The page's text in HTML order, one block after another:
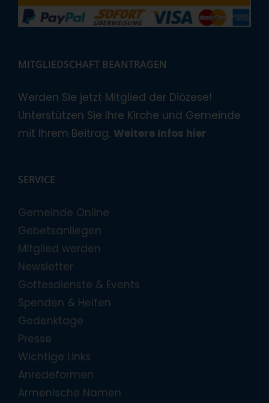
MITGLIEDSCHAFT BEANTRAGEN
Werden Sie jetzt Mitglied der Diözese!
Unterstützen Sie Ihre Kirche und Gemeinde
mit Ihrem Beitrag. Weitere Infos hier
SERVICE
Gemeinde Online
Gebetsanliegen
Mitglied werden
Newsletter
Gottesdienste & Events
Spenden & Helfen
Gedenktage
Presse
Wichtige Links
Anredeformen
Armenische Namen